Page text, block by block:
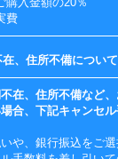
費
、住所不備について
在、住所不備など
合、下記キャンセ
や、銀行振込をご